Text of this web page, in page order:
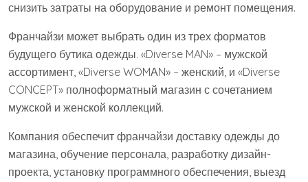
снизить затраты на оборудование и ремонт помещения.
Франчайзи может выбрать один из трех форматов
будущего бутика одежды. «Diverse MAN» – мужской
ассортимент, «Diverse WOMАN» – женский, и «Diverse
CONCEPT» полноформатный магазин с сочетанием
мужской и женской коллекций.
Компания обеспечит франчайзи доставку одежды до
магазина, обучение персонала, разработку дизайн-
проекта, установку программного обеспечения, выезд